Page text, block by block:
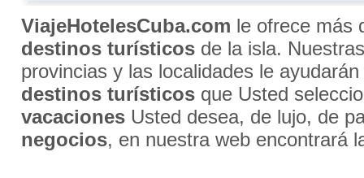
ViajeHotelesCuba.com le ofrece más
destinos turísticosde la isla.
provincias y las localidades le
destinos turísticosque Usted
vacacionesUsted desea, de lujo, de
negocios, en nuestra web encontrará